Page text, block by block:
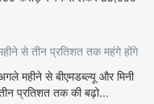
से तीन प्रतिशत तक महंगे होंगे
महीने से बीएमडब्ल्यू और मिनी
प्रतिशत तक की बढ़ो...